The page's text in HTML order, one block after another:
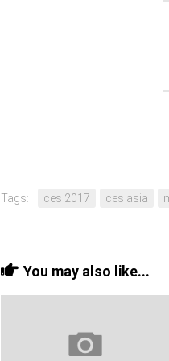
Tags: ces 2017 ces asia
You may also like...